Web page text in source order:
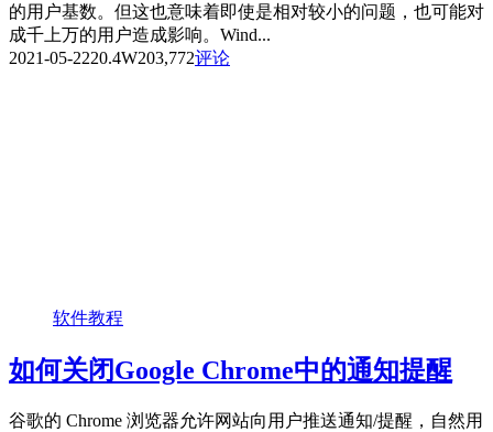
的用户基数。但这也意味着即使是相对较小的问题，也可能对
成千上万的用户造成影响。Wind...
2021-05-2220.4W203,772评论
软件教程
如何关闭Google Chrome中的通知提醒
谷歌的 Chrome 浏览器允许网站向用户推送通知/提醒，自然用